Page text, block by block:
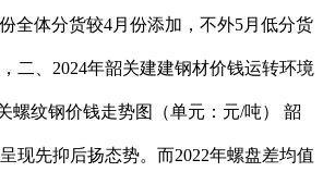
全体分货较4月份添加，不外5月低分货
二、2024年韶关建建钢材价钱运转环境
螺纹钢价钱走势图（单元：元/吨） 韶
现先抑后扬态势。而2022年螺盘差均值